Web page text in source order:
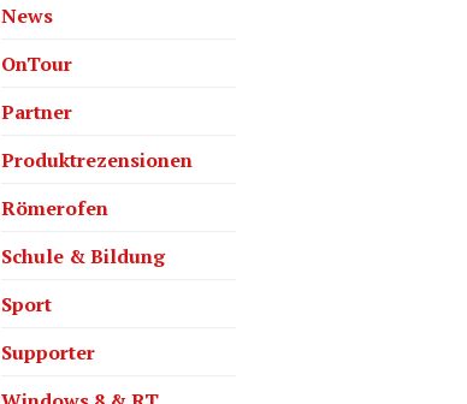
News
OnTour
Partner
Produktrezensionen
Römerofen
Schule & Bildung
Sport
Supporter